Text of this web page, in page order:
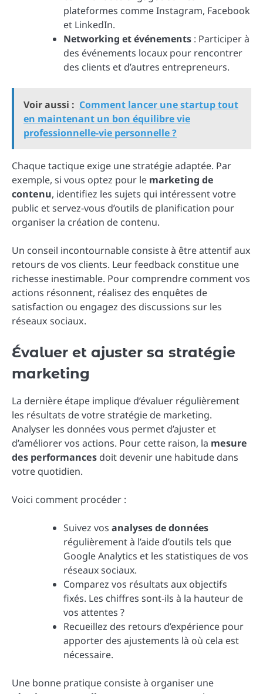
plateformes comme Instagram, Facebook
et LinkedIn.
Networking et événements : Participer à
des événements locaux pour rencontrer
des clients et d’autres entrepreneurs.
Voir aussi : Comment lancer une startup tout
en maintenant un bon équilibre vie
professionnelle-vie personnelle ?
Chaque tactique exige une stratégie adaptée. Par
exemple, si vous optez pour le marketing de
contenu, identifiez les sujets qui intéressent votre
public et servez-vous d’outils de planification pour
organiser la création de contenu.
Un conseil incontournable consiste à être attentif aux
retours de vos clients. Leur feedback constitue une
richesse inestimable. Pour comprendre comment vos
actions résonnent, réalisez des enquêtes de
satisfaction ou engagez des discussions sur les
réseaux sociaux.
Évaluer et ajuster sa stratégie
marketing
La dernière étape implique d’évaluer régulièrement
les résultats de votre stratégie de marketing.
Analyser les données vous permet d’ajuster et
d’améliorer vos actions. Pour cette raison, la mesure
des performances doit devenir une habitude dans
votre quotidien.
Voici comment procéder :
Suivez vos analyses de données
régulièrement à l’aide d’outils tels que
Google Analytics et les statistiques de vos
réseaux sociaux.
Comparez vos résultats aux objectifs
fixés. Les chiffres sont-ils à la hauteur de
vos attentes ?
Recueillez des retours d’expérience pour
apporter des ajustements là où cela est
nécessaire.
Une bonne pratique consiste à organiser une